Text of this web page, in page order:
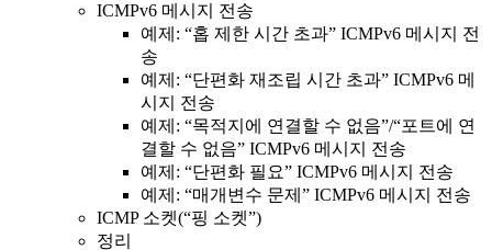
ICMPv6 메시지 전송
예제: “홉 제한 시간 초과” ICMPv6 메시지 전
송
예제: “단편화 재조립 시간 초과” ICMPv6 메
시지 전송
예제: “목적지에 연결할 수 없음”/“포트에 연
결할 수 없음” ICMPv6 메시지 전송
예제: “단편화 필요” ICMPv6 메시지 전송
예제: “매개변수 문제” ICMPv6 메시지 전송
ICMP 소켓(“핑 소켓”)
정리